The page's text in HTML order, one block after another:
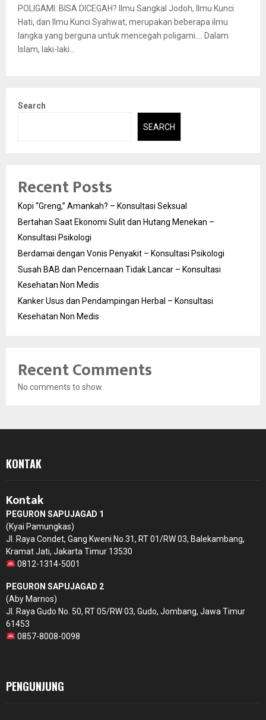
POLIGAMI: BISA DICEGAH? Ilmu Sangkal Jodoh, Ilmu Kunci
Hati, dan Ilmu Kunci Syahwat, merupakan beberapa ilmu
langka yang berguna untuk mencegah poligami…. Dalam
Islam, laki-laki...
Search
SEARCH
Recent Posts
Kopi “Greng,” Amankah? – Konsultasi Seksual
Bertahan Saat Ekonomi Sulit dan Hutang Menekan –
Konsultasi Psikologi
Berdamai dengan Vonis Penyakit – Konsultasi Psikologi
Susah BAB dan Pencernaan Tidak Lancar – Konsultasi
Kesehatan Non Medis
Kanker Usus dan Pendampingan Herbal – Konsultasi
Kesehatan Non Medis
Recent Comments
No comments to show.
KONTAK
Kontak
PEGURON SAPUJAGAD 1
(Kyai Pamungkas)
Jl. Raya Condet, Gang Kweni No.31, RT 01/RW 03, Balekambang,
Kramat Jati, Jakarta Timur 13530
0812-1314-5001
PEGURON SAPUJAGAD 2
(Aby Marnos)
Jl. Raya Gudo No. 50, RT 05/RW 03, Gudo, Jombang, Jawa Timur
61453
0857-8008-0098
PENGUNJUNG